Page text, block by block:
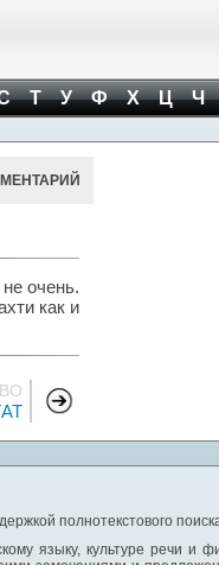
Т У Ф Х Ц Ч
очень.
как и
полнотекстового
языку, культуре речи и